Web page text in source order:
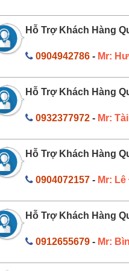
Hỗ Trợ Khách Hàng
0904942786 - Mr:
Hỗ Trợ Khách Hàng
0932377972 - Mr: Tài
Hỗ Trợ Khách Hàng
0904072157 - Mr:
Hỗ Trợ Khách Hàng
0912655679 - Mr: